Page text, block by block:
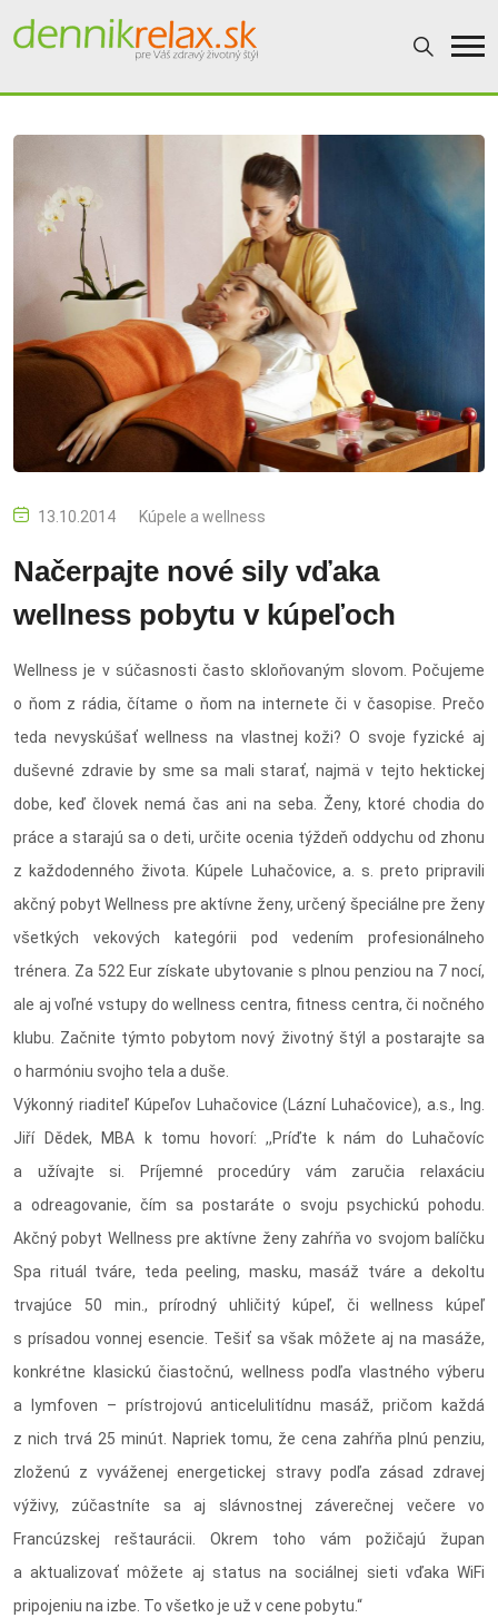
13.10.2014 Kúpele a wellness
Načerpajte nové sily vďaka
wellness pobytu v kúpeľoch
Wellness je v súčasnosti často skloňovaným slovom. Počujeme
o ňom z rádia, čítame o ňom na internete či v časopise. Prečo
teda nevyskúšať wellness na vlastnej koži? O svoje fyzické aj
duševné zdravie by sme sa mali starať, najmä v tejto hektickej
dobe, keď človek nemá čas ani na seba. Ženy, ktoré chodia do
práce a starajú sa o deti, určite ocenia týždeň oddychu od zhonu
z každodenného života. Kúpele Luhačovice, a. s. preto pripravili
akčný pobyt Wellness pre aktívne ženy, určený špeciálne pre ženy
všetkých vekových kategórii pod vedením profesionálneho
trénera. Za 522 Eur získate ubytovanie s plnou penziou na 7 nocí,
ale aj voľné vstupy do wellness centra, fitness centra, či nočného
klubu. Začnite týmto pobytom nový životný štýl a postarajte sa
o harmóniu svojho tela a duše.
Výkonný riaditeľ Kúpeľov Luhačovice (Lázní Luhačovice), a.s., Ing.
Jiří Dědek, MBA k tomu hovorí: ,,Príďte k nám do Luhačovíc
a užívajte si. Príjemné procedúry vám zaručia relaxáciu
a odreagovanie, čím sa postaráte o svoju psychickú pohodu.
Akčný pobyt Wellness pre aktívne ženy zahŕňa vo svojom balíčku
Spa rituál tváre, teda peeling, masku, masáž tváre a dekoltu
trvajúce 50 min., prírodný uhličitý kúpeľ, či wellness kúpeľ
s prísadou vonnej esencie. Tešiť sa však môžete aj na masáže,
konkrétne klasickú čiastočnú, wellness podľa vlastného výberu
a lymfoven – prístrojovú anticelulitídnu masáž, pričom každá
z nich trvá 25 minút. Napriek tomu, že cena zahŕňa plnú penziu,
zloženú z vyváženej energetickej stravy podľa zásad zdravej
výživy, zúčastníte sa aj slávnostnej záverečnej večere vo
Francúzskej reštaurácii. Okrem toho vám požičajú župan
a aktualizovať môžete aj status na sociálnej sieti vďaka WiFi
pripojeniu na izbe. To všetko je už v cene pobytu.“